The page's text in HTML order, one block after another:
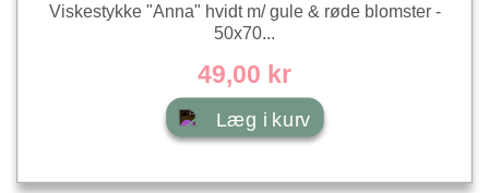
Viskestykke "Anna" hvidt m/ gule & røde blomster -
50x70...
49,00 kr
Læg i kurv